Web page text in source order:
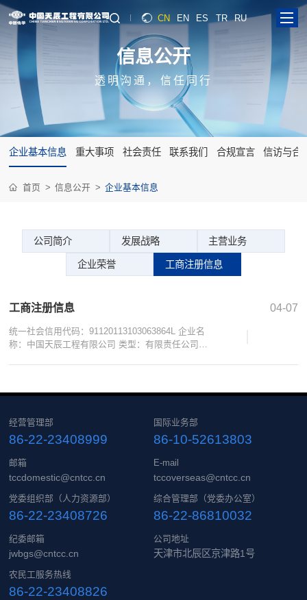
CN EN ES TR RU
信息公开
透明沟通，信任同行
企业基本信息 重大事项 社会责任 联系我们 合规宣言 信访与合
首页 信息公开 企业基本信息
公司简介 发展战略 主营业务
企业荣誉 工商注册信息
工商注册信息
统一社会信用代码：91120113103063864L 企业名
称：中国天辰工程有限公司 类型：有限责任公司
程设计；建设工程监理；建设工程勘察；建设工程
备检验检测；特种设备设计；特种设备安装改造修
理；建筑物拆除作业（爆破作业除外）；工程造价
的项目，经相关部门批准后方可开展经营活动，具
体经营项目以相关部门批准文件或许可证为准）
04-07
经营管理部
86-22-23408999
邮箱
tccdomestic@cntcc.cn
国际业务部
86-10-52613803
E-mail
tccoverseas@cntcc.cn
党委组织部（人力资源部）
86-22-23408726
纪委邮箱
jwbgs@cntcc.cn
综合管理部（党委办公室）
86-22-86810032
公司地址
天津市北辰区京津路1号
农民工服务热线
86-22-23408826